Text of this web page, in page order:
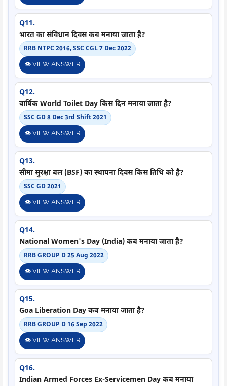
Q11.
भारत का संविधान दिवस कब मनाया जाता है?
RRB NTPC 2016, SSC CGL 7 Dec 2022
👁️ VIEW ANSWER
Q12.
वार्षिक World Toilet Day किस दिन मनाया जाता है?
SSC GD 8 Dec 3rd Shift 2021
👁️ VIEW ANSWER
Q13.
सीमा सुरक्षा बल (BSF) का स्थापना दिवस किस तिथि को है?
SSC GD 2021
👁️ VIEW ANSWER
Q14.
National Women's Day (India) कब मनाया जाता है?
RRB GROUP D 25 Aug 2022
👁️ VIEW ANSWER
Q15.
Goa Liberation Day कब मनाया जाता है?
RRB GROUP D 16 Sep 2022
👁️ VIEW ANSWER
Q16.
Indian Armed Forces Ex-Servicemen Day कब मनाया